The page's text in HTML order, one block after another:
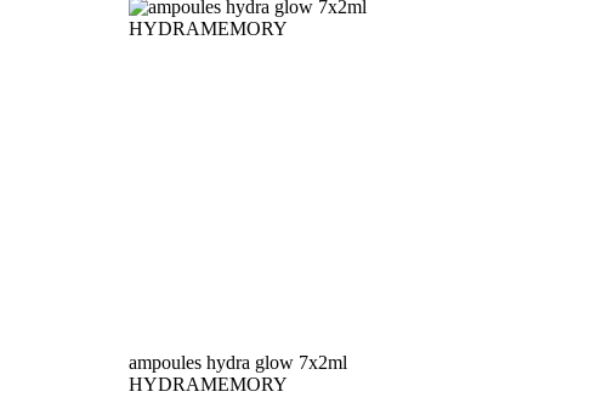
ampoules hydra glow 7x2ml
HYDRAMEMORY